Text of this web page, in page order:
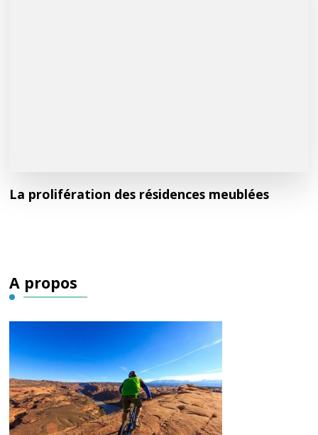
La prolifération des résidences meublées
A propos